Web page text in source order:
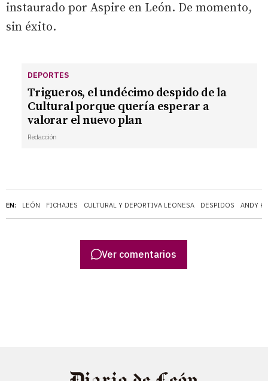
EN: LEÓN FICHAJES CULTURAL Y DEPORTIVA LEONESA DESPIDOS ANDY
instaurado por Aspire en León. De momento,
sin éxito.
DEPORTES
Trigueros, el undécimo despido de la
Cultural porque quería esperar a
valorar el nuevo plan
Redacción
Ver comentarios